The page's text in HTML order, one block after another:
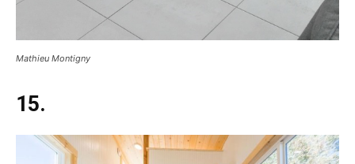
Mathieu Montigny
15.